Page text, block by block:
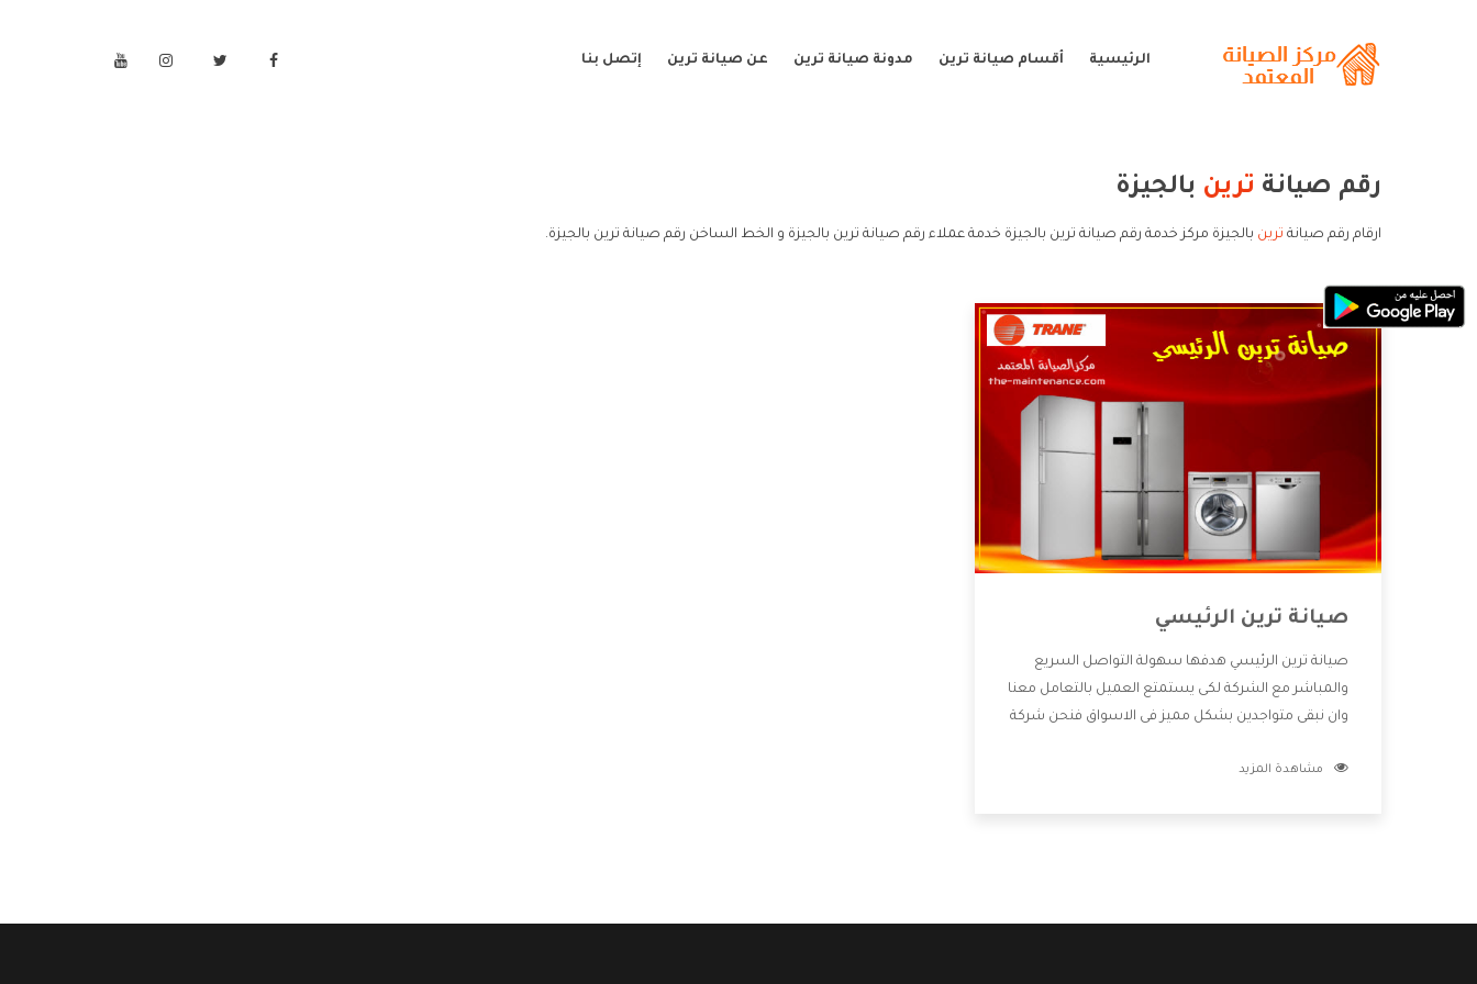
الرئيسية أقسام صيانة ترين مدونة صيانة ترين عن صيانة ترين إتصل بنا
رقم صيانة ترين بالجيزة
ارقام رقم صيانة ترين بالجيزة مركز خدمة رقم صيانة ترين بالجيزة خدمة عملاء رقم صيانة ترين بالجيزة و الخط الساخن رقم صيانة ترين بالجيزة.
صيانة ترين الرئيسي
صيانة ترين الرئيسي هدفها سهولة التواصل السريع
والمباشر مع الشركة لكى يستمتع العميل بالتعامل معنا
وان نبقى متواجدين بشكل مميز فى الاسواق فنحن شركة
بالخدمات التى تنفرد الشركة بها والتى تكون منها خدمة
مشاهدة المزيد